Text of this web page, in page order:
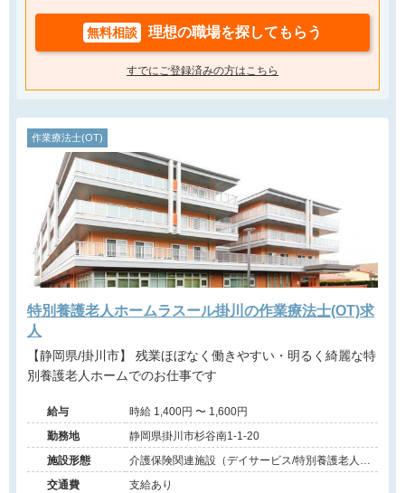
無料相談 理想の職場を探してもらう
すでにご登録済みの方はこちら
作業療法士(OT)
特別養護老人ホームラスール掛川の作業療法士(OT)求
人
【静岡県/掛川市】 残業ほぼなく働きやすい・明るく綺麗な特
別養護老人ホームでのお仕事です
給与
時給 1,400円 〜 1,600円
勤務地
静岡県掛川市杉谷南1-1-20
施設形態
介護保険関連施設（デイサービス/特別養護老人ホ
ーム）
交通費 支給あり